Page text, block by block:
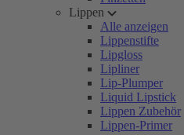
Lippen
Alle anzeigen
Lippenstifte
Lipgloss
Lipliner
Lip-Plumper
Liquid Lipstick
Lippen Zubehör
Lippen-Primer